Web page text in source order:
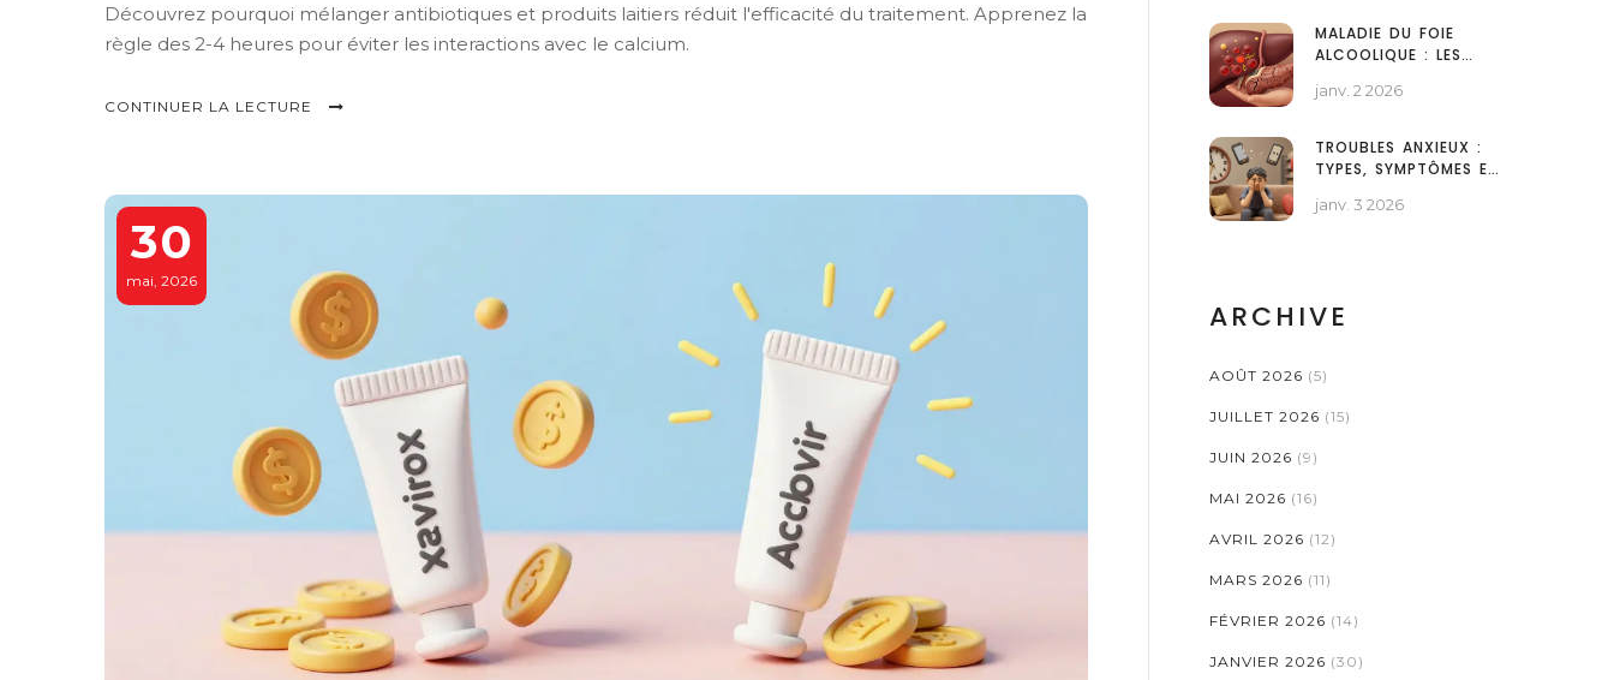
Découvrez pourquoi mélanger antibiotiques et produits laitiers réduit l'efficacité du traitement. Apprenez la
règle des 2-4 heures pour éviter les interactions avec le calcium.
CONTINUER LA LECTURE
30
mai, 2026
MALADIE DU FOIE
ALCOOLIQUE : LES
À LA CIRRHOSE
janv. 2 2026
TROUBLES ANXIEUX :
TYPES, SYMPTÔMES ET
SCIENTIFIQUEMENT
janv. 3 2026
ARCHIVE
AOÛT 2026 (5)
JUILLET 2026 (15)
JUIN 2026 (9)
MAI 2026 (16)
AVRIL 2026 (12)
MARS 2026 (11)
FÉVRIER 2026 (14)
JANVIER 2026 (30)